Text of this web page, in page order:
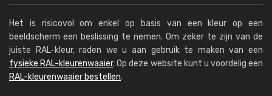
Het is risicovol om enkel op basis van een kleur op een
beeldscherm een beslissing te nemen. Om zeker te zijn van de
juiste RAL-kleur, raden we u aan gebruik te maken van een
fysieke RAL-kleurenwaaier. Op deze website kunt u voordelig een
RAL-kleurenwaaier bestellen.